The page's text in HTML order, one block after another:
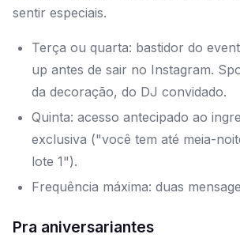
sentir especiais.
Terça ou quarta: bastidor do
up antes de sair no Instagram.
da decoração, do DJ convidado.
Quinta: acesso antecipado ao
exclusiva ("você tem até meia-
lote 1").
Frequência máxima: duas
Pra aniversariantes